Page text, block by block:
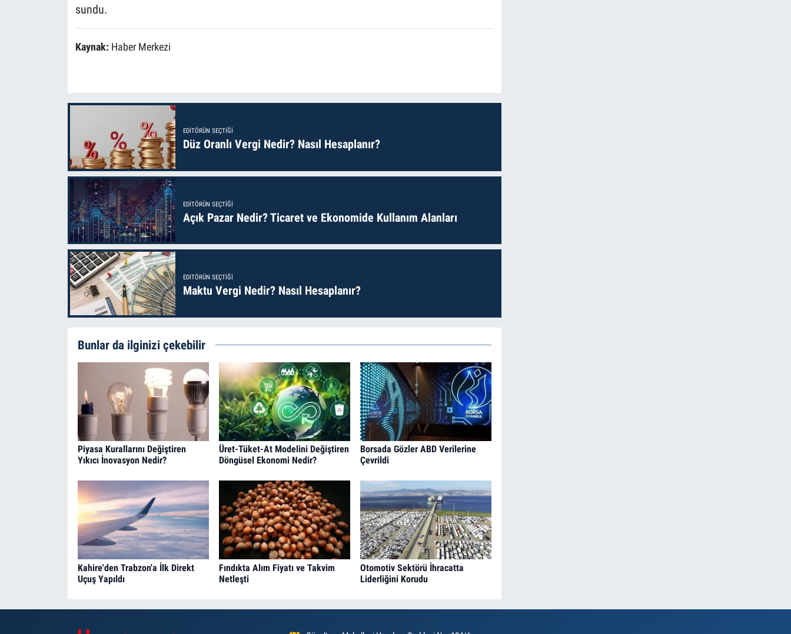
sundu.
Kaynak: Haber Merkezi
EDITÖRÜN SEÇTIĞI
Düz Oranlı Vergi Nedir? Nasıl Hesaplanır?
EDITÖRÜN SEÇTIĞI
Açık Pazar Nedir? Ticaret ve Ekonomide Kullanım Alanları
EDITÖRÜN SEÇTIĞI
Maktu Vergi Nedir? Nasıl Hesaplanır?
Bunlar da ilginizi çekebilir
Piyasa Kurallarını Değiştiren
Yıkıcı İnovasyon Nedir?
Üret-Tüket-At Modelini Değiştiren
Döngüsel Ekonomi Nedir?
Borsada Gözler ABD Verilerine
Çevrildi
Kahire'den Trabzon'a İlk Direkt
Uçuş Yapıldı
Fındıkta Alım Fiyatı ve Takvim
Netleşti
Otomotiv Sektörü İhracatta
Liderliğini Korudu